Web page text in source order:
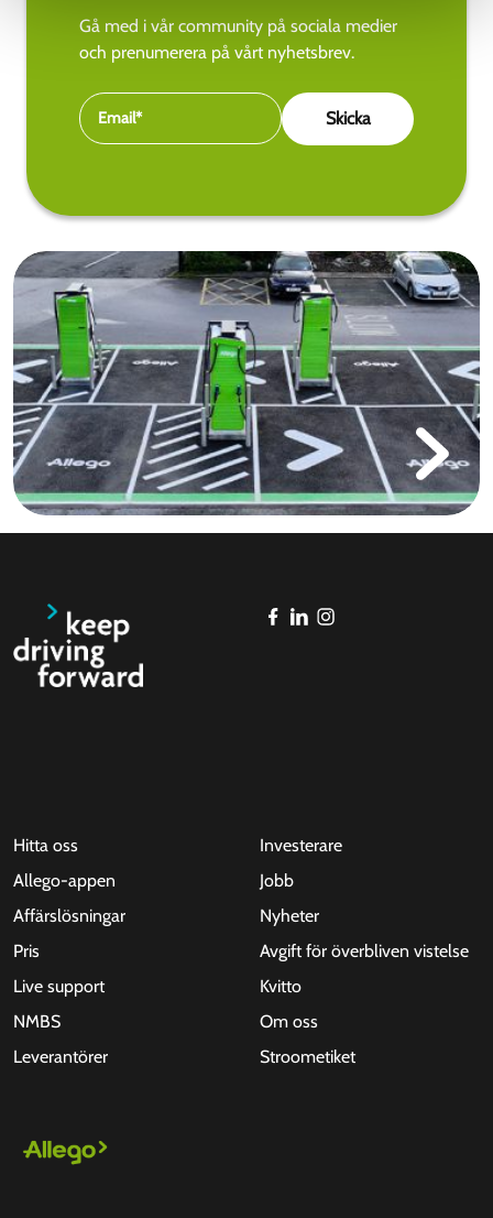
Gå med i vår community på sociala medier
och prenumerera på vårt nyhetsbrev.
Hitta oss
Allego-appen
Affärslösningar
Pris
Live support
NMBS
Leverantörer
Investerare
Jobb
Nyheter
Avgift för överbliven vistelse
Kvitto
Om oss
Stroometiket